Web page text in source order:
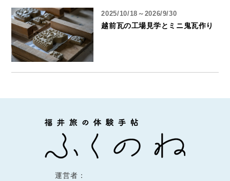
2025/10/18～2026/9/30
越前瓦の工場見学とミニ鬼瓦作り
運営者：